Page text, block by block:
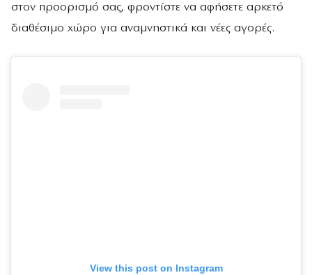
στον προορισμό σας, φροντίστε να αφήσετε αρκετό
διαθέσιμο χώρο για αναμνηστικά και νέες αγορές.
View this post on Instagram